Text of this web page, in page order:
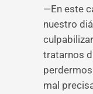
—En este
nuestro
tratarnos
mal